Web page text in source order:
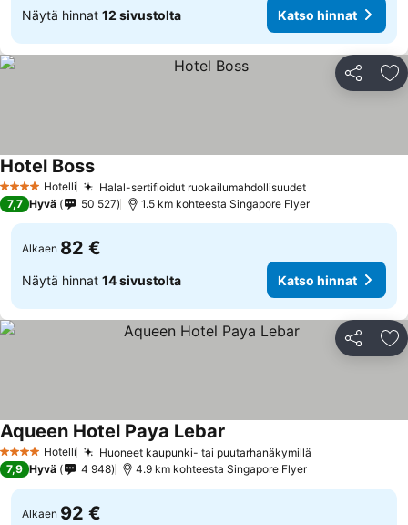
Näytä hinnat 12 sivustolta Katso hinnat
Jaa
4 Tähtiluokitus
Hotelli Halal-sertifioidut ruokailumahdollisuudet
Hotel Boss
7,7 Hyvä 50 527 1.5 km kohteesta Singapore Flyer
Alkaen 82 €
Näytä hinnat 14 sivustolta Katso hinnat
Jaa
4 Tähtiluokitus
Hotelli Huoneet kaupunki- tai puutarhanäkymillä
Aqueen Hotel Paya Lebar
7,9 Hyvä 4 948 4.9 km kohteesta Singapore Flyer
Alkaen 92 €